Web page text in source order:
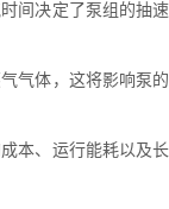
间决定了泵组的抽速
气体，这将影响泵的
本、运行能耗以及长